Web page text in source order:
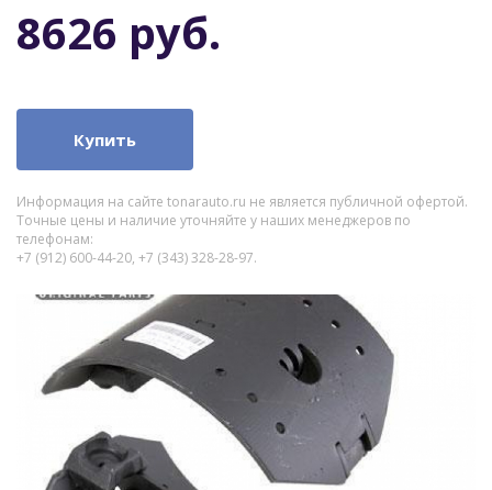
8626 руб.
Купить
Информация на сайте tonarauto.ru не является публичной офертой.
Точные цены и наличие уточняйте у наших менеджеров по
телефонам:
+7 (912) 600-44-20, +7 (343) 328-28-97.